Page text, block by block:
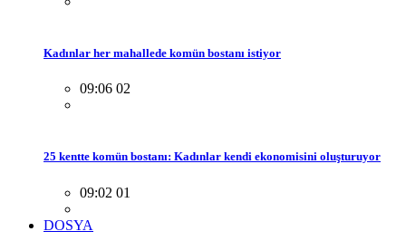
Kadınlar her mahallede komün bostanı istiyor
09:06 02
25 kentte komün bostanı: Kadınlar kendi ekonomisini oluşturuyor
09:02 01
DOSYA